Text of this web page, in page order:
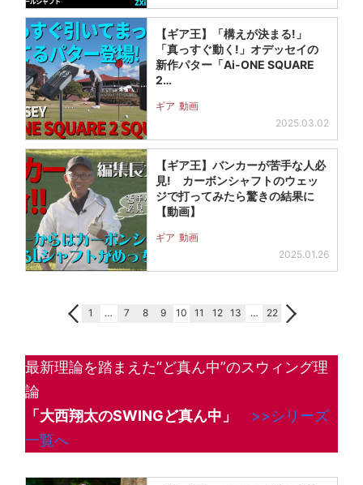
【ギア王】「構えが決まる!」
「真っすぐ動く!」オデッセイの
新作パター「Ai-ONE SQUARE
2…
ギア 動画
2025.03.02
【ギア王】バンカーが苦手な人必
見! カーボンシャフトのウェッ
ジで打ってみたら驚きの結果に
【動画】
ギア 動画
2025.01.26
1 … 7 8 9 10 11 12 13 … 22
最新理論を踏まえた“ど真ん中”のスウィング理
論
「大西翔太のSWINGど真ん中」
>>シリーズ
一覧へ